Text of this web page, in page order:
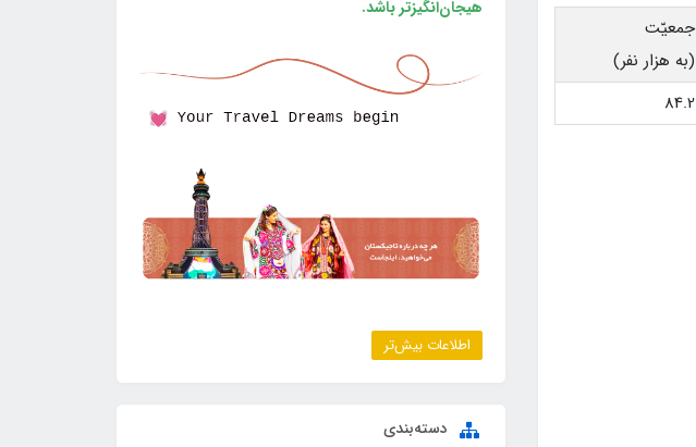
جمعيّت
(به هزار نفر)
84.2
هیجان‌انگیزتر باشد.
اطلاعات بیش‌تر
دسته‌بندی